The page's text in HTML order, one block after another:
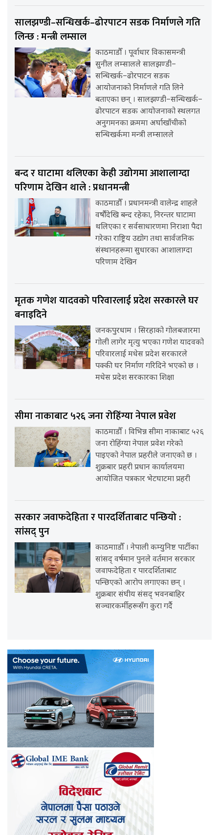
सालझण्डी–सन्धिखर्क–ढोरपाटन सडक निर्माणले गति
लिन्छ : मन्त्री लम्साल
काठमाडौँ । पूर्वाधार विकासमन्त्री
सुनील लम्सालले सालझण्डी–
सन्धिखर्क–ढोरपाटन सडक
आयोजनाको निर्माणले गति लिने
बताएका छन् । सालझण्डी–सन्धिखर्क–
ढोरपाटन सडक आयोजनाको स्थलगत
अनुगमनका क्रममा अर्घाखाँचीको
सन्धिखर्कमा मन्त्री लम्सालले
बन्द र घाटामा थलिएका केही उद्योगमा आशालाग्दा
परिणाम देखिन थाले : प्रधानमन्त्री
काठमाडौँ । प्रधानमन्त्री वालेन्द्र शाहले
वर्षौंदेखि बन्द रहेका, निरन्तर घाटामा
थलिएका र सर्वसाधारणमा निराशा पैदा
गरेका राष्ट्रिय उद्योग तथा सार्वजनिक
संस्थानहरूमा सुधारका आशालाग्दा
परिणाम देखिन
मृतक गणेश यादवको परिवारलाई प्रदेश सरकारले घर
बनाइदिने
जनकपुरधाम । सिरहाको गोलबजारमा
गोली लागेर मृत्यु भएका गणेश यादवको
परिवारलाई मधेस प्रदेश सरकारले
पक्की घर निर्माण गरिदिने भएको छ ।
मधेस प्रदेश सरकारका शिक्षा
सीमा नाकाबाट ५२६ जना रोहिंग्या नेपाल प्रवेश
काठमाडौँ । विभिन्न सीमा नाकाबाट ५२६
जना रोहिंग्या नेपाल प्रवेश गरेको
पाइएको नेपाल प्रहरीले जनाएको छ ।
शुक्रबार प्रहरी प्रधान कार्यालयमा
आयोजित पत्रकार भेटघाटमा प्रहरी
सरकार जवाफदेहिता र पारदर्शिताबाट पन्छियो :
सांसद् पुन
काठमााडौँ । नेपाली कम्युनिष्ट पार्टीका
सांसद् वर्षमान पुनले वर्तमान सरकार
जवाफदेहिता र पारदर्शिताबाट
पन्छिएको आरोप लगाएका छन् ।
शुक्रबार संघीय संसद् भवनबाहिर
सञ्चारकर्मीहरूसँग कुरा गर्दै